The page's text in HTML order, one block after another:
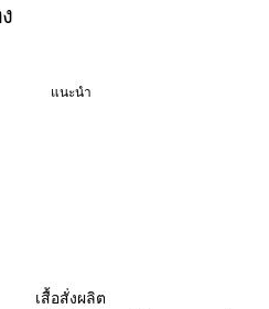
แนะนำ
เสื้อสั่งผลิต